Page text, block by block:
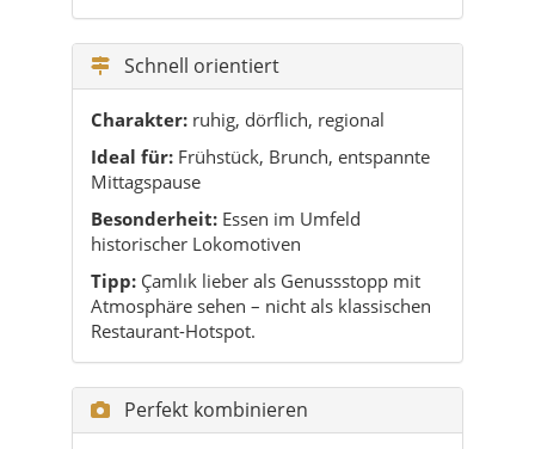
Schnell orientiert
Charakter: ruhig, dörflich, regional
Ideal für: Frühstück, Brunch, entspannte
Mittagspause
Besonderheit: Essen im Umfeld
historischer Lokomotiven
Tipp: Çamlık lieber als Genussstopp mit
Atmosphäre sehen – nicht als klassischen
Restaurant-Hotspot.
Perfekt kombinieren